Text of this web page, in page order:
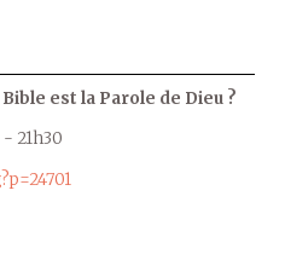
est la Parole de Dieu ?
- 21h30